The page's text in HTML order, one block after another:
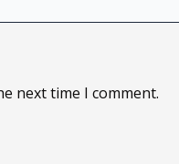
next time I comment.